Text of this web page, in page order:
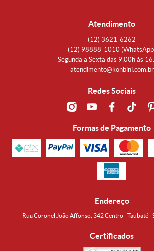
Atendimento
(12) 3621-6262
(12) 98888-1010
Segunda a Sexta das 9:00h às
atendimento@konbini.com.br
Redes Sociais
Formas de Pagamento
Endereço
Rua Coronel João Affonso, 342 Centro - Taubaté -
Certificados